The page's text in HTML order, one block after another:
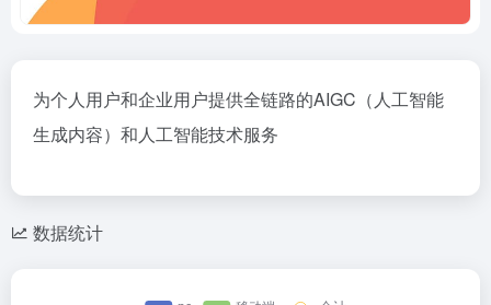
为个人用户和企业用户提供全链路的AIGC（人工智能
生成内容）和人工智能技术服务
数据统计